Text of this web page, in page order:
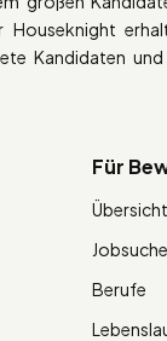
Houseknight
Kandidaten
Für
Übersicht
Jobsuche
Berufe